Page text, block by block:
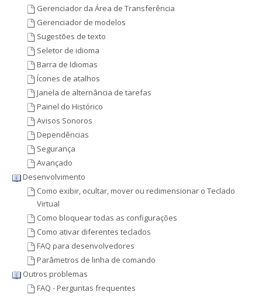
Gerenciador da Área de Transferência
Gerenciador de modelos
Sugestões de texto
Seletor de idioma
Barra de Idiomas
Ícones de atalhos
Janela de alternância de tarefas
Painel do Histórico
Avisos Sonoros
Dependências
Segurança
Avançado
Desenvolvimento
Como exibir, ocultar, mover ou redimensionar o Teclado
Virtual
Como bloquear todas as configurações
Como ativar diferentes teclados
FAQ para desenvolvedores
Parâmetros de linha de comando
Outros problemas
FAQ - Perguntas frequentes